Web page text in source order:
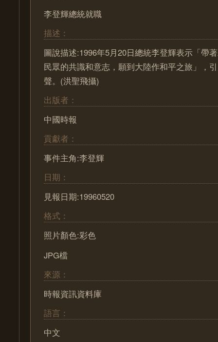
李登輝總統就職
描述：
圖說描述:1996年5月20日總統李登輝表示「帶
民眾的共識和意志，願到大陸作和平之旅」，
聲。(洪聖飛攝)
出版者：
中國時報
貢獻者：
事件主角:李登輝
日期：
見報日期:19960520
格式：
照片顏色:彩色
JPG檔
來源：
時報資訊資料庫
語言：
中文